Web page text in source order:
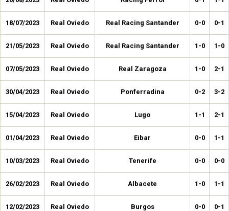
18/07/2023 Real Oviedo Real Racing Santander 0-0 0-1
21/05/2023 Real Oviedo Real Racing Santander 1-0 1-0
07/05/2023 Real Oviedo Real Zaragoza 1-0 2-1
30/04/2023 Real Oviedo Ponferradina 0-2 3-2
15/04/2023 Real Oviedo Lugo 1-1 2-1
01/04/2023 Real Oviedo Eibar 0-0 1-1
10/03/2023 Real Oviedo Tenerife 0-0 0-0
26/02/2023 Real Oviedo Albacete 1-0 1-1
12/02/2023 Real Oviedo Burgos 0-0 0-1